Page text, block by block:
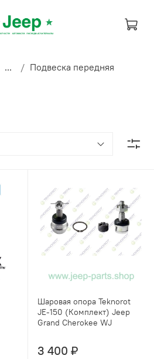
... Подвеска передняя
Шаровая опора Teknorot
JE-150 (Комплект) Jeep
Grand Cherokee WJ
3 400 ₽